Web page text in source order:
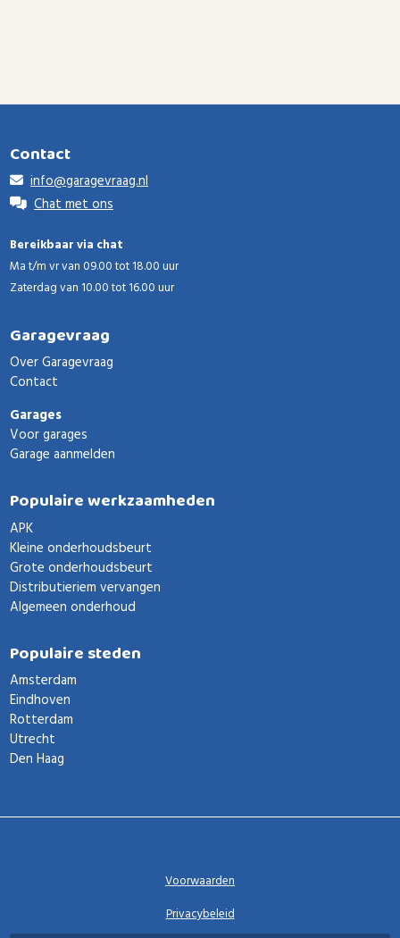
Contact
info@garagevraag.nl
Chat met ons
Bereikbaar via chat
Ma t/m vr van 09.00 tot 18.00 uur
Zaterdag van 10.00 tot 16.00 uur
Garagevraag
Over Garagevraag
Contact
Garages
Voor garages
Garage aanmelden
Populaire werkzaamheden
APK
Kleine onderhoudsbeurt
Grote onderhoudsbeurt
Distributieriem vervangen
Algemeen onderhoud
Populaire steden
Amsterdam
Eindhoven
Rotterdam
Utrecht
Den Haag
Voorwaarden
Privacybeleid